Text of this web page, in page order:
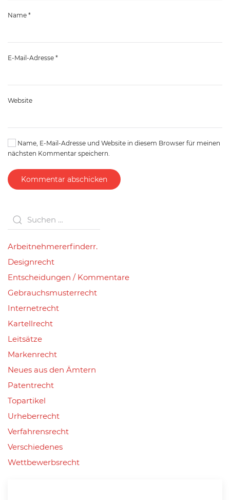
Name *
E-Mail-Adresse *
Website
Name, E-Mail-Adresse und Website in diesem Browser für meinen
nächsten Kommentar speichern.
Kommentar abschicken
Arbeitnehmererfinderr.
Designrecht
Entscheidungen / Kommentare
Gebrauchsmusterrecht
Internetrecht
Kartellrecht
Leitsätze
Markenrecht
Neues aus den Ämtern
Patentrecht
Topartikel
Urheberrecht
Verfahrensrecht
Verschiedenes
Wettbewerbsrecht